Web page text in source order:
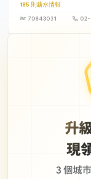
185 則薪水情報
70843031
02-